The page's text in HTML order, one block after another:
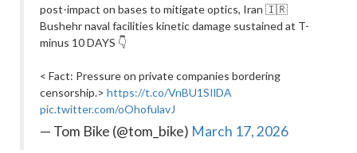
post-impact on bases to mitigate optics, Iran 🇮🇷
Bushehr naval facilities kinetic damage sustained at T-
minus 10 DAYS 👇
< Fact: Pressure on private companies bordering
censorship.> https://t.co/VnBU1SIlDA
pic.twitter.com/oOhofulavJ
— Tom Bike (@tom_bike) March 17, 2026